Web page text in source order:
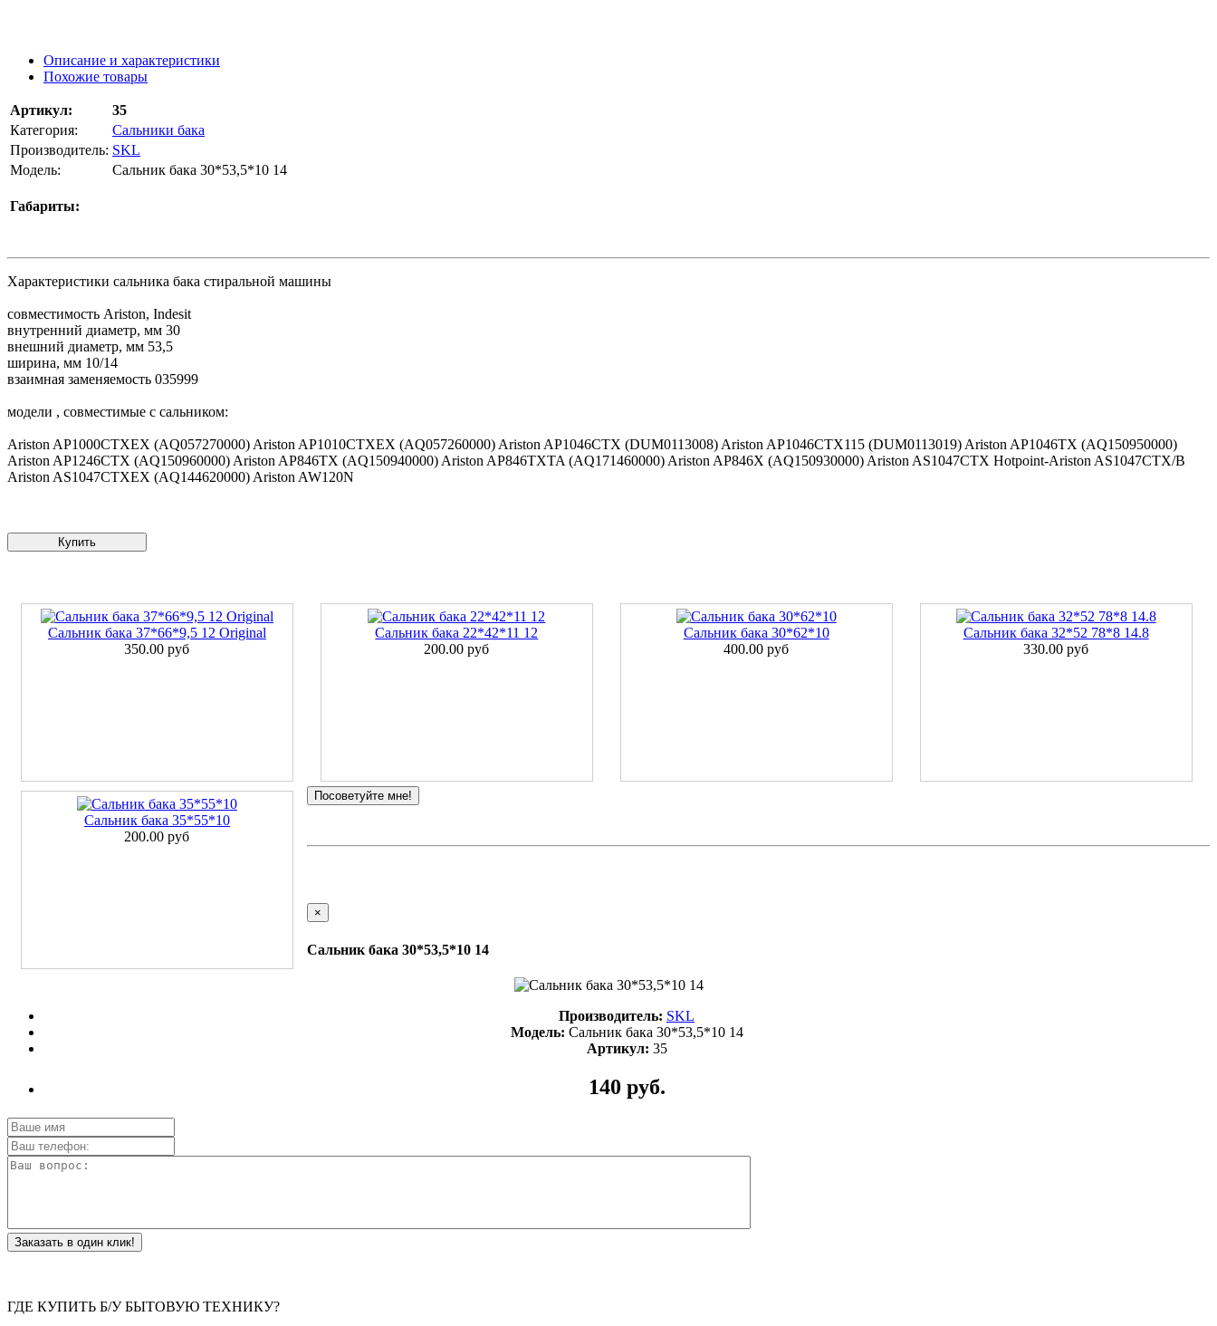
Описание и характеристики
Похожие товары
Артикул:
35
Категория:
Сальники бака
Производитель: SKL
Модель:
Сальник бака 30*53,5*10 14
Габариты:
Характеристики сальника бака стиральной машины
совместимость Ariston, Indesit
внутренний диаметр, мм 30
внешний диаметр, мм 53,5
ширина, мм 10/14
взаимная заменяемость 035999
модели , совместимые с сальником:
Ariston AP1000CTXEX (AQ057270000) Ariston AP1010CTXEX (AQ057260000) Ariston AP1046CTX (DUM0113008) Ariston AP1046CTX115 (DUM0113019) Ariston AP1046TX (AQ150950000)
Ariston AP1246CTX (AQ150960000) Ariston AP846TX (AQ150940000) Ariston AP846TXTA (AQ171460000) Ariston AP846X (AQ150930000) Ariston AS1047CTX Hotpoint-Ariston AS1047CTX/B
Ariston AS1047CTXEX (AQ144620000) Ariston AW120N
Сальник бака 37*66*9,5 12 Original
350.00 руб
Сальник бака 22*42*11 12
200.00 руб
Сальник бака 30*62*10
400.00 руб
Сальник бака 32*52 78*8 14.8
330.00 руб
Сальник бака 35*55*10
200.00 руб
Посоветуйте мне!
×
Сальник бака 30*53,5*10 14
Производитель: SKL
Модель: Сальник бака 30*53,5*10 14
Артикул: 35
140 руб.
Заказать в один клик!
ГДЕ КУПИТЬ Б/У БЫТОВУЮ ТЕХНИКУ?